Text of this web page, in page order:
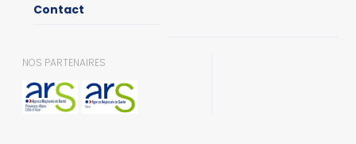
Contact
NOS PARTENAIRES